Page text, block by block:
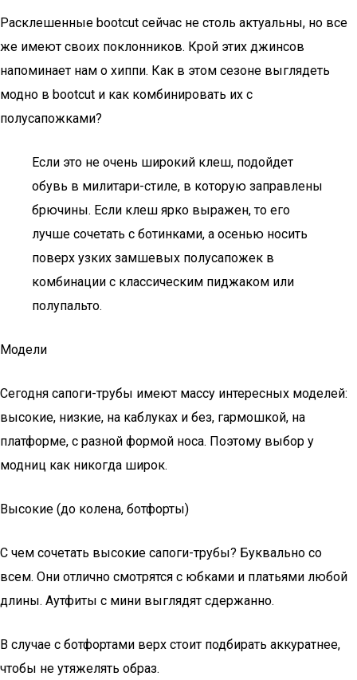
Расклешенные bootcut сейчас не столь актуальны, но все
же имеют своих поклонников. Крой этих джинсов
напоминает нам о хиппи. Как в этом сезоне выглядеть
модно в bootcut и как комбинировать их с
полусапожками?
Если это не очень широкий клеш, подойдет
обувь в милитари-стиле, в которую заправлены
брючины. Если клеш ярко выражен, то его
лучше сочетать с ботинками, а осенью носить
поверх узких замшевых полусапожек в
комбинации с классическим пиджаком или
полупальто.
Модели
Сегодня сапоги-трубы имеют массу интересных моделей:
высокие, низкие, на каблуках и без, гармошкой, на
платформе, с разной формой носа. Поэтому выбор у
модниц как никогда широк.
Высокие (до колена, ботфорты)
С чем сочетать высокие сапоги-трубы? Буквально со
всем. Они отлично смотрятся с юбками и платьями любой
длины. Аутфиты с мини выглядят сдержанно.
В случае с ботфортами верх стоит подбирать аккуратнее,
чтобы не утяжелять образ.